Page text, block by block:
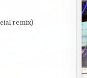
remix)